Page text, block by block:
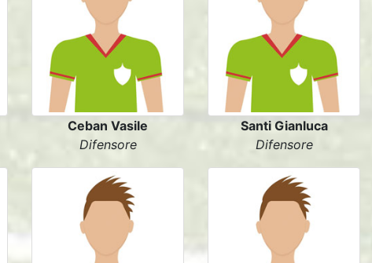
Ceban Vasile
Difensore
Santi Gianluca
Difensore